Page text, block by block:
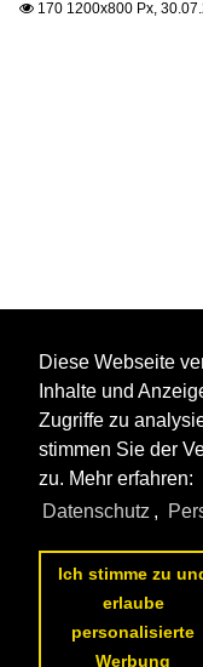
 170 1200x800 Px,
Diese Webseite
Inhalte und
Zugriffe zu
stimmen Sie der
zu. Mehr erfahren:
Datenschutz ,
Ich stimme zu
erlaube
personalisierte
Werbung